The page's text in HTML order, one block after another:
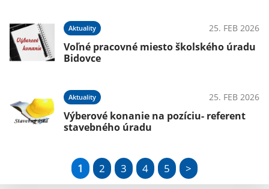
Aktuality 25. FEB 2026
Voľné pracovné miesto školského úradu
Bidovce
Aktuality 25. FEB 2026
Výberové konanie na pozíciu- referent
stavebného úradu
1 2 3 4 5 >